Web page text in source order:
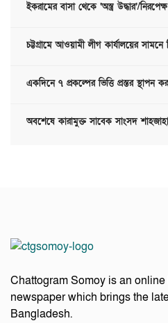
ইকরামের বাসা থেকে ‘অস্ত্র উদ্ধার’/
চট্টগ্রামে আওয়ামী লীগ কার্যালয়ের
একদিনে ৭ প্রকল্পের ভিত্তি প্রস্তর স্থাপন
অবশেষে কারামুক্ত সাবেক সাংসদ
Chattogram Somoy is an
newspaper which brings the
Bangladesh.